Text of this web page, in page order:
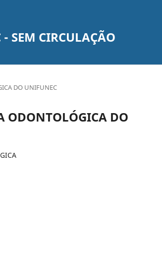
SEM CIRCULAÇÃO
DO UNIFUNEC
ODONTOLÓGICA DO